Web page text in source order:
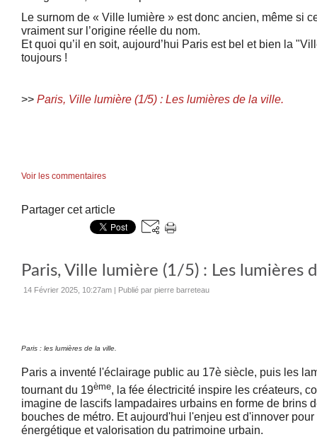
Le surnom de « Ville lumière » est donc ancien, même si
vraiment sur l’origine réelle du nom.
Et quoi qu’il en soit, aujourd’hui Paris est bel et bien la
toujours !
>> Paris, Ville lumière (1/5) : Les lumières de la ville.
Voir les commentaires
Partager cet article
Paris, Ville lumière (1/5) : Les lumières
14 Février 2025, 10:27am | Publié par pierre barreteau
Paris : les lumières de la ville.
Paris a inventé l'éclairage public au 17è siècle, puis les
tournant du 19ème, la fée électricité inspire les créateurs,
imagine de lascifs lampadaires urbains en forme de brins
bouches de métro. Et aujourd'hui l'enjeu est d'innover
énergétique et valorisation du patrimoine urbain.